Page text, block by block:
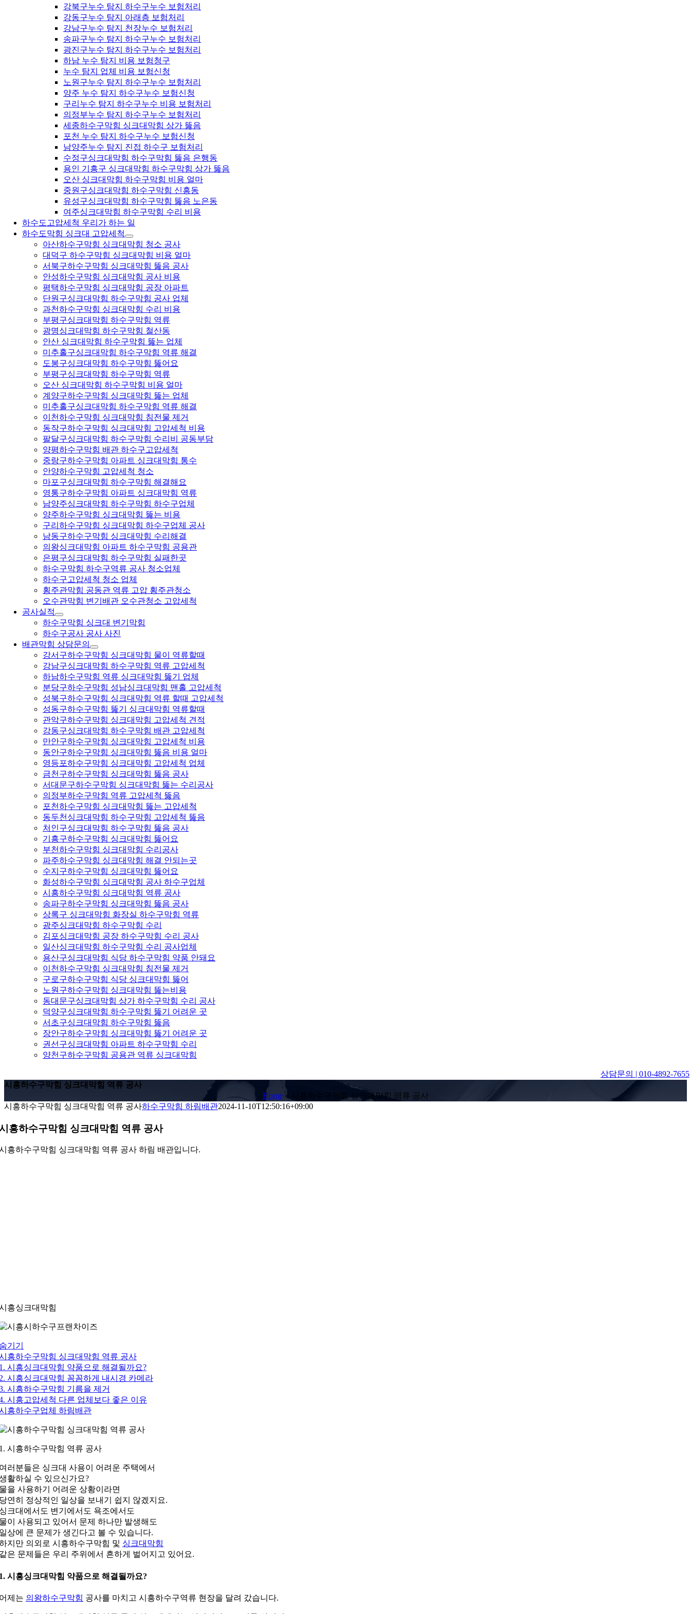
강북구누수 탐지 하수구누수 보험처리
강동구누수 탐지 아래층 보험처리
강남구누수 탐지 천장누수 보험처리
송파구누수 탐지 하수구누수 보험처리
광진구누수 탐지 하수구누수 보험처리
하남 누수 탐지 비용 보험청구
누수 탐지 업체 비용 보험신청
노원구누수 탐지 하수구누수 보험처리
양주 누수 탐지 하수구누수 보험신청
구리누수 탐지 하수구누수 비용 보험처리
의정부누수 탐지 하수구누수 보험처리
세종하수구막힘 싱크대막힘 상가 뚫음
포천 누수 탐지 하수구누수 보험신청
남양주누수 탐지 진접 하수구 보험처리
수정구싱크대막힘 하수구막힘 뚫음 은행동
용인 기흥구 싱크대막힘 하수구막힘 상가 뚫음
오산 싱크대막힘 하수구막힘 비용 얼마
중원구싱크대막힘 하수구막힘 신흥동
유성구싱크대막힘 하수구막힘 뚫음 노은동
여주싱크대막힘 하수구막힘 수리 비용
하수도고압세척 우리가 하는 일
하수도막힘 싱크대 고압세척
아산하수구막힘 싱크대막힘 청소 공사
대덕구 하수구막힘 싱크대막힘 비용 얼마
서북구하수구막힘 싱크대막힘 뚫음 공사
안성하수구막힘 싱크대막힘 공사 비용
평택하수구막힘 싱크대막힘 공장 아파트
단원구싱크대막힘 하수구막힘 공사 업체
과천하수구막힘 싱크대막힘 수리 비용
부평구싱크대막힘 하수구막힘 역류
광명싱크대막힘 하수구막힘 철산동
안산 싱크대막힘 하수구막힘 뚫는 업체
미추홀구싱크대막힘 하수구막힘 역류 해결
도봉구싱크대막힘 하수구막힘 뚫어요
부평구싱크대막힘 하수구막힘 역류
오산 싱크대막힘 하수구막힘 비용 얼마
계양구하수구막힘 싱크대막힘 뚫는 업체
미추홀구싱크대막힘 하수구막힘 역류 해결
이천하수구막힘 싱크대막힘 침전물 제거
동작구하수구막힘 싱크대막힘 고압세척 비용
팔달구싱크대막힘 하수구막힘 수리비 공동부담
양평하수구막힘 배관 하수구고압세척
중랑구하수구막힘 아파트 싱크대막힘 통수
안양하수구막힘 고압세척 청소
마포구싱크대막힘 하수구막힘 해결해요
영통구하수구막힘 아파트 싱크대막힘 역류
남양주싱크대막힘 하수구막힘 하수구업체
양주하수구막힘 싱크대막힘 뚫는 비용
구리하수구막힘 싱크대막힘 하수구업체 공사
남동구하수구막힘 싱크대막힘 수리해결
의왕싱크대막힘 아파트 하수구막힘 공용관
은평구싱크대막힘 하수구막힘 실패한곳
하수구막힘 하수구역류 공사 청소업체
하수구고압세척 청소 업체
횡주관막힘 공동관 역류 고압 횡주관청소
오수관막힘 변기배관 오수관청소 고압세척
공사실적
하수구막힘 싱크대 변기막힘
하수구공사 공사 사진
배관막힘 상담문의
강서구하수구막힘 싱크대막힘 물이 역류할때
강남구싱크대막힘 하수구막힘 역류 고압세척
하남하수구막힘 역류 싱크대막힘 뚫기 업체
분당구하수구막힘 성남싱크대막힘 맨홀 고압세척
성북구하수구막힘 싱크대막힘 역류 할때 고압세척
성동구하수구막힘 뚫기 싱크대막힘 역류할때
관악구하수구막힘 싱크대막힘 고압세척 견적
강동구싱크대막힘 하수구막힘 배관 고압세척
만안구하수구막힘 싱크대막힘 고압세척 비용
동안구하수구막힘 싱크대막힘 뚫음 비용 얼마
영등포하수구막힘 싱크대막힘 고압세척 업체
금천구하수구막힘 싱크대막힘 뚫음 공사
서대문구하수구막힘 싱크대막힘 뚫는 수리공사
의정부하수구막힘 역류 고압세척 뚫음
포천하수구막힘 싱크대막힘 뚫는 고압세척
동두천싱크대막힘 하수구막힘 고압세척 뚫음
처인구싱크대막힘 하수구막힘 뚫음 공사
기흥구하수구막힘 싱크대막힘 뚫어요
부천하수구막힘 싱크대막힘 수리공사
파주하수구막힘 싱크대막힘 해결 안되는곳
수지구하수구막힘 싱크대막힘 뚫어요
화성하수구막힘 싱크대막힘 공사 하수구업체
시흥하수구막힘 싱크대막힘 역류 공사
송파구하수구막힘 싱크대막힘 뚫음 공사
상록구 싱크대막힘 화장실 하수구막힘 역류
광주싱크대막힘 하수구막힘 수리
김포싱크대막힘 공장 하수구막힘 수리 공사
일산싱크대막힘 하수구막힘 수리 공사업체
용산구싱크대막힘 식당 하수구막힘 약품 안돼요
이천하수구막힘 싱크대막힘 침전물 제거
구로구하수구막힘 식당 싱크대막힘 뚫어
노원구하수구막힘 싱크대막힘 뚫는비용
동대문구싱크대막힘 상가 하수구막힘 수리 공사
덕양구싱크대막힘 하수구막힘 뚫기 어려운 곳
서초구싱크대막힘 하수구막힘 뚫음
장안구하수구막힘 싱크대막힘 뚫기 어려운 곳
권선구싱크대막힘 아파트 하수구막힘 수리
양천구하수구막힘 공용관 역류 싱크대막힘
상담문의 | 010-4892-7655
시흥하수구막힘 싱크대막힘 역류 공사
Home» 시흥하수구막힘 싱크대막힘 역류 공사
시흥하수구막힘 싱크대막힘 역류 공사하수구막힘 하림배관2024-11-10T12:50:16+09:00
흥하수구막힘 싱크대막힘 역류 공사
흥하수구막힘 싱크대막힘 역류 공사 하림 배관입니다.
흥싱크대막힘
기기
흥하수구막힘 싱크대막힘 역류 공사
시흥싱크대막힘 약품으로 해결될까요?
시흥싱크대막힘 꼼꼼하게 내시경 카메라
시흥하수구막힘 기름을 제거
시흥고압세척 다른 업체보다 좋은 이유
흥하수구업체 하림배관
시흥하수구막힘 역류 공사
러분들은 싱크대 사용이 어려운 주택에서
활하실 수 있으신가요?
을 사용하기 어려운 상황이라면
연히 정상적인 일상을 보내기 쉽지 않겠지요.
크대에서도 변기에서도 욕조에서도
이 사용되고 있어서 문제 하나만 발생해도
상에 큰 문제가 생긴다고 볼 수 있습니다.
지만 의외로 시흥하수구막힘 및 싱크대막힘
은 문제들은 우리 주위에서 흔하게 벌어지고 있어요.
시흥싱크대막힘 약품으로 해결될까요?
제는 의왕하수구막힘 공사를 마치고 시흥하수구역류 현장을 달려 갔습니다.